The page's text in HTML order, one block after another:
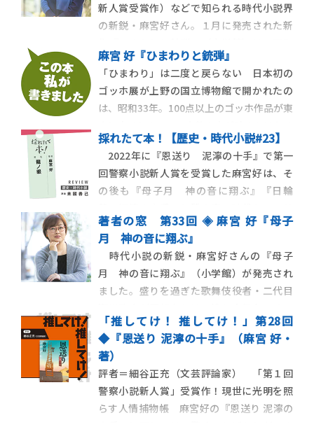
新人賞受賞作）などで知られる時代小説界
の新鋭・麻宮好さん。１月に発売された新
初期の浅草で、戦争という歴史のうねりに
翻弄されながらも、芝居に情熱を傾ける若
者たちを力強く描いた物語です。懐かしい
人々の面影を思い浮かべながら紡いだとい
う渾身の力を注い
麻宮 好『ひまわりと銃弾』
「ひまわり」は二度と戻らない 日本初の
ゴッホ展が上野の国立博物館で開かれたの
は、昭和33年。100点以上のゴッホ作品が東
うです。ゴッホと言えば「ひまわり」の絵
を思い浮かべる方も多いでしょう。彼の描
いた「ひまわり」の中に、日本で喪われた
一点があります。深い青色を背景にした
「ひまわり
採れたて本！【歴史・時代小説#23】
2022年に『恩送り 泥濘の十手』で第一
回警察小説新人賞を受賞した麻宮好は、そ
の後も『母子月 神の音に翔ぶ』『日輪
を発表している。その新作は、奇妙な習慣
がある山村を舞台にしており、岡山県を舞
台にした横溝正史の金田一耕助シリーズが
好きな読者は特に楽しめるだろう。江戸南町
奉行所の隠密同
著者の窓 第33回 ◈ 麻宮 好『母子
月 神の音に翔ぶ』
時代小説の新鋭・麻宮好さんの『母子
月 神の音に翔ぶ』（小学館）が発売され
ました。盛りを過ぎた歌舞伎役者・二代目
に影を落とすのは34年前、彼の才能を見い
だした初代路京が、舞台上で毒殺されたと
いう事件。芝居という夢に魅せられた人々
の光と闇を細やかに描き、読者を江戸時代
の芝居小屋に誘う
「推してけ！ 推してけ！」第28回
◆『恩送り 泥濘の十手』（麻宮 好・
著）
評者＝細谷正充（文芸評論家） 「第１回
警察小説新人賞」受賞作！現世に光明を照
らす人情捕物帳 麻宮好の『恩送り 泥濘の